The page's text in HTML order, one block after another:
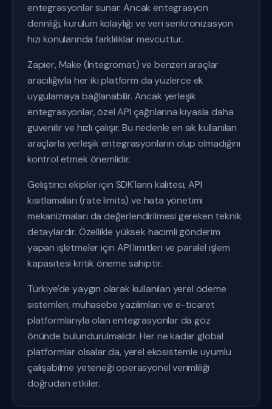
entegrasyonlar sunar. Ancak entegrasyon
derinliği, kurulum kolaylığı ve veri senkronizasyon
hızı konularında farklılıklar mevcuttur.
Zapier, Make (Integromat) ve benzeri araçlar
aracılığıyla her iki platform da yüzlerce ek
uygulamaya bağlanabilir. Ancak yerleşik
entegrasyonlar, özel API çağrılarına kıyasla daha
güvenilir ve hızlı çalışır. Bu nedenle en sık kullanılan
araçlarla yerleşik entegrasyonların olup olmadığını
kontrol etmek önemlidir.
Geliştirici ekipler için SDK'ların kalitesi, API
kısıtlamaları (rate limits) ve hata yönetimi
mekanizmaları da değerlendirilmesi gereken teknik
detaylardır. Özellikle yüksek hacimli gönderim
yapan işletmeler için API limitleri ve paralel işlem
kapasitesi kritik öneme sahiptir.
Türkiye'de yaygın olarak kullanılan yerel ödeme
sistemleri, muhasebe yazılımları ve e-ticaret
platformlarıyla olan entegrasyonlar da göz
önünde bulundurulmalıdır. Her ne kadar global
platformlar olsalar da, yerel ekosistemle uyumlu
çalışabilme yeteneği operasyonel verimliliği
doğrudan etkiler.